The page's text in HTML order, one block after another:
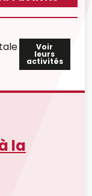
Voir
leurs
activités
la